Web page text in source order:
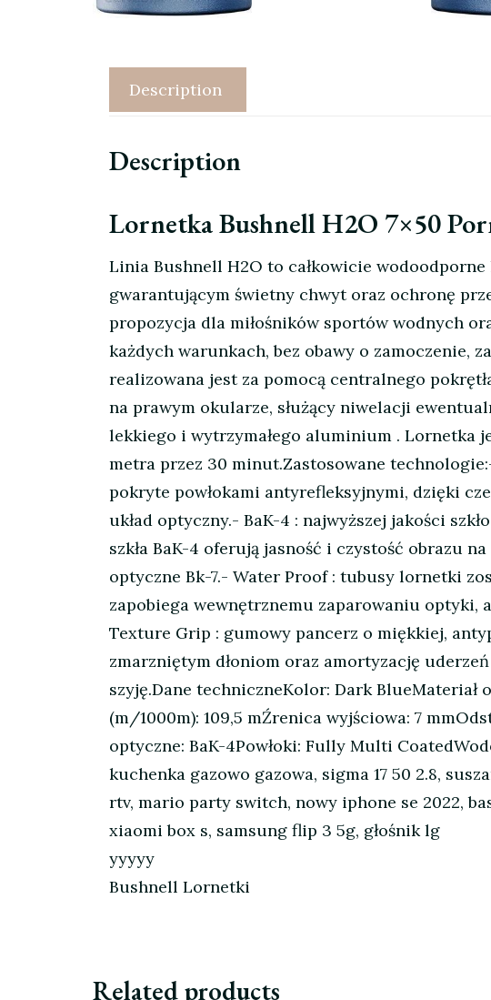
Description
Description
Lornetka Bushnell H2O 7×50
Linia Bushnell H2O to całkowicie
gwarantującym świetny chwyt oraz ochronę
propozycja dla miłośników sportów wodnych
każdych warunkach, bez obawy o zamoczenie,
realizowana jest za pomocą centralnego
na prawym okularze, służący niwelacji
lekkiego i wytrzymałego aluminium . Lornetka
metra przez 30 minut.Zastosowane
pokryte powłokami antyrefleksyjnymi, dzięki
układ optyczny.- BaK-4 : najwyższej jakości
szkła BaK-4 oferują jasność i czystość obrazu
optyczne Bk-7.- Water Proof : tubusy lornetki
zapobiega wewnętrznemu zaparowaniu optyki,
Texture Grip : gumowy pancerz o miękkiej,
zmarzniętym dłoniom oraz amortyzację
szyję.Dane techniczneKolor: Dark
(m/1000m): 109,5 mŹrenica wyjściowa: 7
optyczne: BaK-4Powłoki: Fully Multi
kuchenka gazowo gazowa, sigma 17 50 2.8,
rtv, mario party switch, nowy iphone se 2022,
xiaomi box s, samsung flip 3 5g, głośnik lg
yyyyy
Bushnell Lornetki
Related products